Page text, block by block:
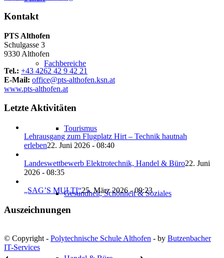
Fachbereiche
Tourismus
Gesundheit, Schönheit & Soziales
Kontakt
PTS Althofen
Schulgasse 3
9330 Althofen
Tel.: +43 4262 42 9 42 21
E-Mail: office@pts-althofen.ksn.at
www.pts-althofen.at
Letzte Aktivitäten
Lehrausgang zum Flugplatz Hirt – Technik hautnah
erleben22. Juni 2026 - 08:40
Landeswettbewerb Elektrotechnik, Handel & Büro22. Juni
2026 - 08:35
„SAG’S MULTI“25. März 2026 - 09:23
Auszeichnungen
© Copyright - Polytechnische Schule Althofen - by Butzenbacher
IT-Services